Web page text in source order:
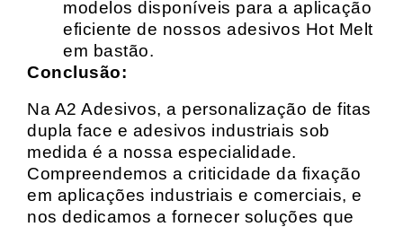
modelos disponíveis para a aplicação
eficiente de nossos adesivos Hot Melt
em bastão.
Conclusão:
Na A2 Adesivos, a personalização de fitas
dupla face e adesivos industriais sob
medida é a nossa especialidade.
Compreendemos a criticidade da fixação
em aplicações industriais e comerciais, e
nos dedicamos a fornecer soluções que